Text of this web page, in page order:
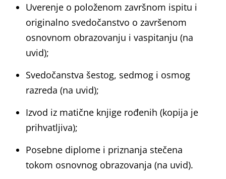
Uverenje o položenom završnom ispitu i
originalno svedočanstvo o završenom
osnovnom obrazovanju i vaspitanju (na
uvid);
Svedočanstva šestog, sedmog i osmog
razreda (na uvid);
Izvod iz matične knjige rođenih (kopija je
prihvatljiva);
Posebne diplome i priznanja stečena
tokom osnovnog obrazovanja (na uvid).